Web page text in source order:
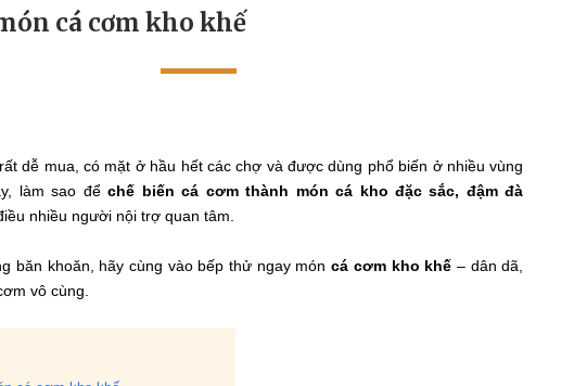
cá cơm kho khế
dễ mua, có mặt ở hầu hết các chợ và được dùng phổ biến ở nhiều vùng
làm sao đểchế biến cá cơm thành món cá kho đặc sắc, đậm đà
nhiều người nội trợ quan tâm.
băn khoăn, hãy cùng vào bếp thử ngay móncá cơm kho khế – dân dã,
vô cùng.